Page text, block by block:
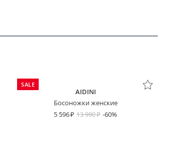
SALE
AIDINI
Босоножки женские
5 596
13 990 -60%